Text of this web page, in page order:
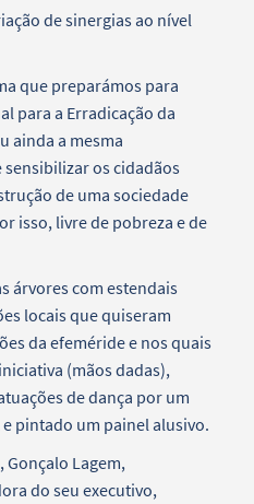
de sinergias ao nível
que preparámos para
para a Erradicação da
ainda a mesma
os cidadãos
de uma sociedade
isso, livre de pobreza e de
árvores com estendais
locais que quiseram
da efeméride e nos quais
(mãos dadas),
de dança por um
pintado um painel alusivo.
Lagem,
do seu executivo,